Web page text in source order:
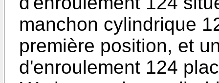
manchon cylindrique
première position, et
d'enroulement 124